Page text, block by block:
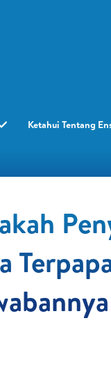
Ketahui Tentang